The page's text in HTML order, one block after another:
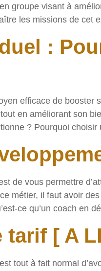
groupe visant à
les missions de cet
:
efficace de booster
en améliorant son
? Pourquoi
de vous permettre
métier, il faut avoir
ce qu’un coach en
tarif [ A
tout à fait normal